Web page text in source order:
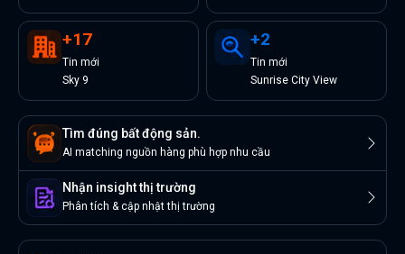
+17
Tin mới
Sky 9
+2
Tin mới
Sunrise City View
Tìm đúng bất động sản.
AI matching nguồn hàng phù hợp nhu cầu
Nhận insight thị trường
Phân tích & cập nhật thị trường